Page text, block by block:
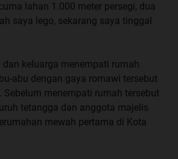
lahan 1.000 meter persegi, dua
saya lego, sekarang saya tinggal
dan keluarga menempati rumah
abu dengan gaya romawi tersebut
Sebelum menempati rumah tersebut
tetangga dan anggota majelis
mewah pertama di Kota